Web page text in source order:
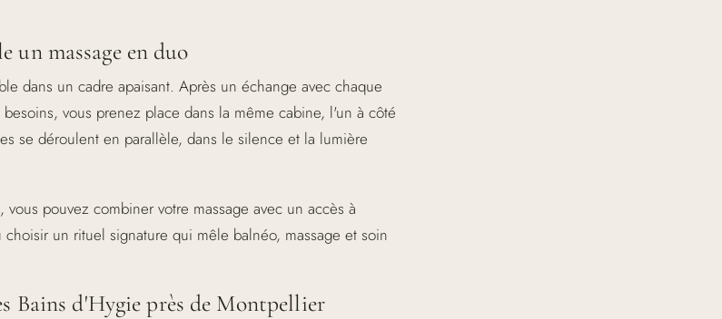
un massage en duo
dans un cadre apaisant. Après un échange avec chaque
vous prenez place dans la même cabine, l'un à côté
se déroulent en parallèle, dans le silence et la lumière
pouvez combiner votre massage avec un accès à
un rituel signature qui mêle balnéo, massage et soin
Bains d'Hygie près de Montpellier